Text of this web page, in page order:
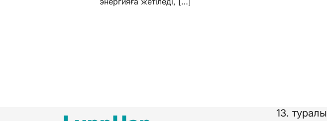
13. туралы